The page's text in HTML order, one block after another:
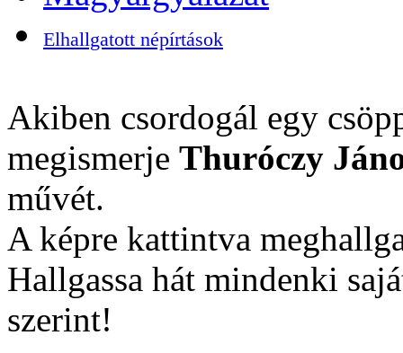
Elhallgatott népírtások
Akiben csordogál egy
megismerje Thuróczy
művét.
A képre kattintva
Hallgassa hát mindenki
szerint!